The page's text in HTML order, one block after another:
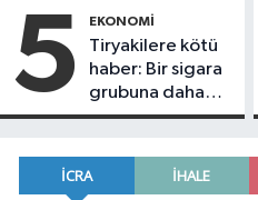
5 EKONOMI
Tiryakilere kötü
haber: Bir sigara
grubuna daha
zam geldi!